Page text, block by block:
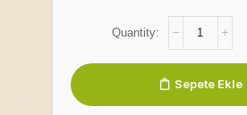
Sepete Ekle